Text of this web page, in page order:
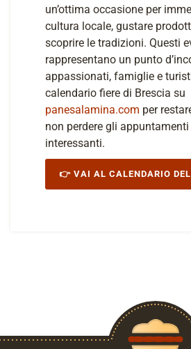
un’ottima occasione per
cultura locale, gustare
scoprire le tradizioni. Questi
rappresentano un punto
appassionati, famiglie e
calendario fiere di Brescia su
panesalamina.com per
non perdere gli appuntamenti
interessanti.
👉 VAI AL CALENDARIO